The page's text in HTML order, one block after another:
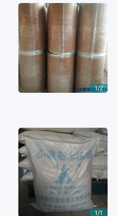
Next
1/2
1/1